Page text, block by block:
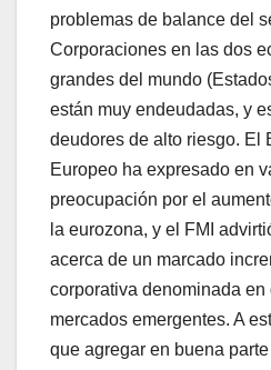
problemas de balance del
Corporaciones en las dos
grandes del mundo
están muy endeudadas, y
deudores de alto riesgo. El
Europeo ha expresado en
preocupación por el
la eurozona, y el FMI
acerca de un marcado
corporativa denominada
mercados emergentes. A
que agregar en buena